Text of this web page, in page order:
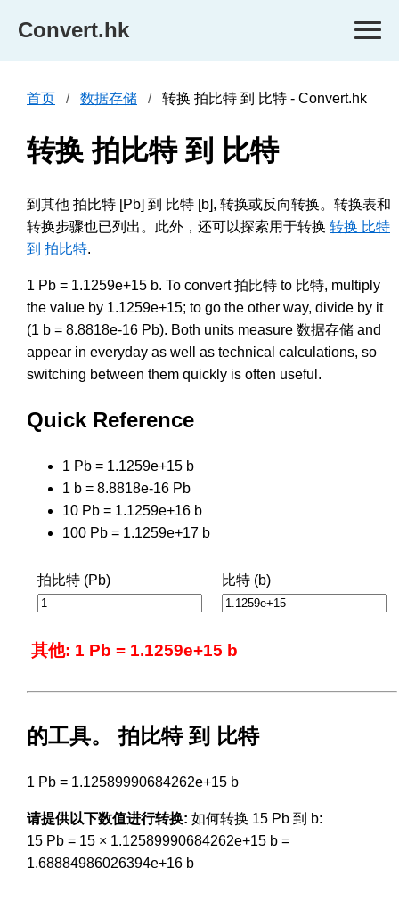
Convert.hk
首页 数据存储 转换 拍比特 到 比特 - Convert.hk
转换 拍比特 到 比特
到其他 拍比特 [Pb] 到 比特 [b], 转换或反向转换。转换表和
转换步骤也已列出。此外，还可以探索用于转换 转换 比特
到 拍比特.
1 Pb = 1.1259e+15 b. To convert 拍比特 to 比特, multiply
the value by 1.1259e+15; to go the other way, divide by it
(1 b = 8.8818e-16 Pb). Both units measure 数据存储 and
appear in everyday as well as technical calculations, so
switching between them quickly is often useful.
Quick Reference
1 Pb = 1.1259e+15 b
1 b = 8.8818e-16 Pb
10 Pb = 1.1259e+16 b
100 Pb = 1.1259e+17 b
拍比特 (Pb) 比特 (b)
其他: 1 Pb = 1.1259e+15 b
的工具。 拍比特 到 比特
1 Pb = 1.12589990684262e+15 b
请提供以下数值进行转换: 如何转换 15 Pb 到 b:
15 Pb = 15 × 1.12589990684262e+15 b =
1.68884986026394e+16 b